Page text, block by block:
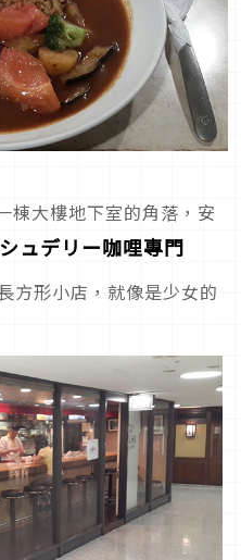
棟大樓地下室的角落，安
ュデリー咖哩專門
方形小店，就像是少女的